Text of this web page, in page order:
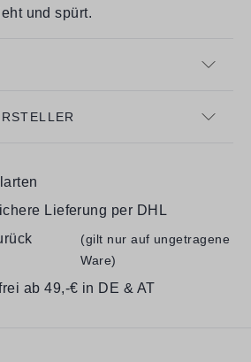
und spürt.
Lieferung per DHL
(gilt nur auf ungetragene
Ware)
ab 49,-€ in DE & AT